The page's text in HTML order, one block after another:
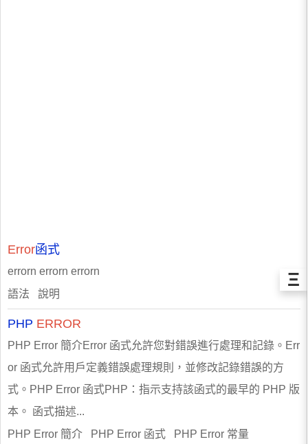
Error函式
errorn errorn errorn
語法 說明
PHP ERROR
PHP Error 簡介Error 函式允許您對錯誤進行處理和記錄。Err
or 函式允許用戶定義錯誤處理規則，並修改記錄錯誤的方
式。PHP Error 函式PHP：指示支持該函式的最早的 PHP 版
本。 函式描述...
PHP Error 簡介 PHP Error 函式 PHP Error 常量
Ξ